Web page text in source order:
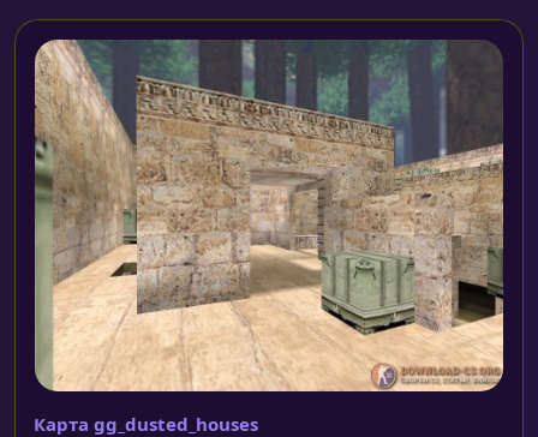
Карта gg_dusted_houses